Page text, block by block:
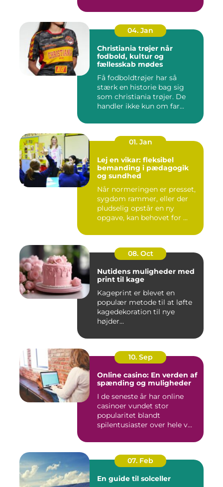
04. Jan
Christiania trøjer når
fodbold, kultur og
fællesskab mødes
Få fodboldtrøjer har så
stærk en historie bag sig
som christiania trøjer. De
handler ikke kun om far...
01. Jan
Lej en vikar: fleksibel
bemanding i pædagogik
og sundhed
Når normeringen er presset,
sygdom rammer, eller der
pludselig opstår en ny
opgave, kan behovet for ...
08. Oct
Nutidens muligheder med
print til kage
Kageprint er blevet en
populær metode til at løfte
kagedekoration til nye
højder...
10. Sep
Online casino: En verden af
spænding og muligheder
I de seneste år har online
casinoer vundet stor
popularitet blandt
spilentusiaster over hele v...
07. Feb
En guide til solceller